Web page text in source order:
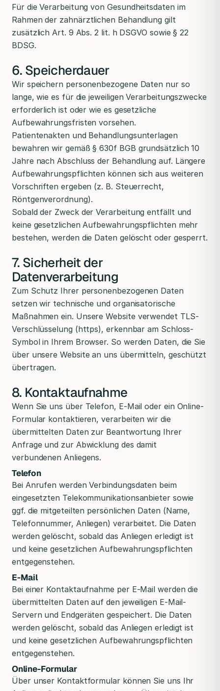
Für die Verarbeitung von Gesundheitsdaten im
Rahmen der zahnärztlichen Behandlung gilt
zusätzlich Art. 9 Abs. 2 lit. h DSGVO sowie § 22
BDSG.
6. Speicherdauer
Wir speichern personenbezogene Daten nur so
lange, wie es für die jeweiligen Verarbeitungszwecke
erforderlich ist oder wie es gesetzliche
Aufbewahrungsfristen vorsehen.
Patientenakten und Behandlungsunterlagen
bewahren wir gemäß § 630f BGB grundsätzlich 10
Jahre nach Abschluss der Behandlung auf. Längere
Aufbewahrungspflichten können sich aus weiteren
Vorschriften ergeben (z. B. Steuerrecht,
Röntgenverordnung).
Sobald der Zweck der Verarbeitung entfällt und
keine gesetzlichen Aufbewahrungspflichten mehr
bestehen, werden die Daten gelöscht oder gesperrt.
7. Sicherheit der
Datenverarbeitung
Zum Schutz Ihrer personenbezogenen Daten
setzen wir technische und organisatorische
Maßnahmen ein. Unsere Website verwendet TLS-
Verschlüsselung (https), erkennbar am Schloss-
Symbol in Ihrem Browser. So werden Daten, die Sie
über unsere Website an uns übermitteln, geschützt
übertragen.
8. Kontaktaufnahme
Wenn Sie uns über Telefon, E-Mail oder ein Online-
Formular kontaktieren, verarbeiten wir die
übermittelten Daten zur Beantwortung Ihrer
Anfrage und zur Abwicklung des damit
verbundenen Anliegens.
Telefon
Bei Anrufen werden Verbindungsdaten beim
eingesetzten Telekommunikationsanbieter sowie
ggf. die mitgeteilten persönlichen Daten (Name,
Telefonnummer, Anliegen) verarbeitet. Die Daten
werden gelöscht, sobald das Anliegen erledigt ist
und keine gesetzlichen Aufbewahrungspflichten
entgegenstehen.
E-Mail
Bei einer Kontaktaufnahme per E-Mail werden die
übermittelten Daten auf den jeweiligen E-Mail-
Servern und Endgeräten gespeichert. Die Daten
werden gelöscht, sobald das Anliegen erledigt ist
und keine gesetzlichen Aufbewahrungspflichten
entgegenstehen.
Online-Formular
Über unser Kontaktformular können Sie uns Ihr